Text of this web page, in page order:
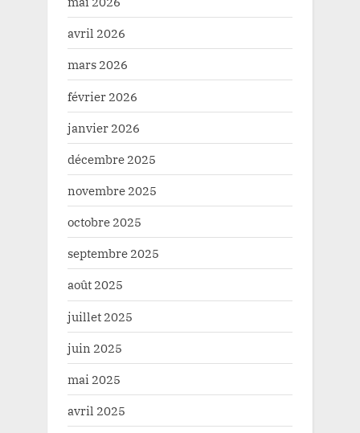
avril 2026
mars 2026
février 2026
janvier 2026
décembre 2025
novembre 2025
octobre 2025
septembre 2025
août 2025
juillet 2025
juin 2025
mai 2025
avril 2025